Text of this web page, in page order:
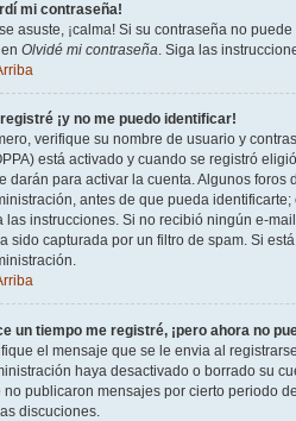
mi contraseña!
asuste, ¡calma! Si su contraseña no
Olvidé mi contraseña. Siga las
registré ¡y no me puedo identificar!
verifique su nombre de usuario y
está activado y cuando se registró
darán para activar la cuenta. Algunos
antes de que pueda
las instrucciones. Si no recibió ningún e-
sido capturada por un filtro de spam. Si
un tiempo me registré, ¡pero ahora no
el mensaje que se le envia al
haya desactivado o borrado su
no publicaron mensajes por cierto periodo
discuciones.